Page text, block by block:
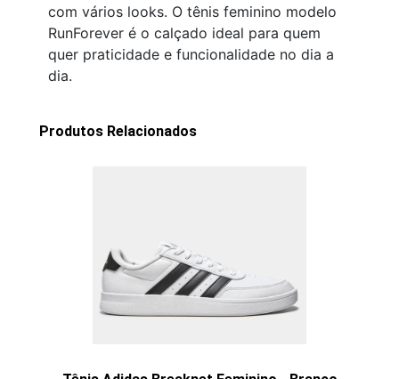
com vários looks. O tênis feminino modelo
RunForever é o calçado ideal para quem
quer praticidade e funcionalidade no dia a
dia.
Produtos Relacionados